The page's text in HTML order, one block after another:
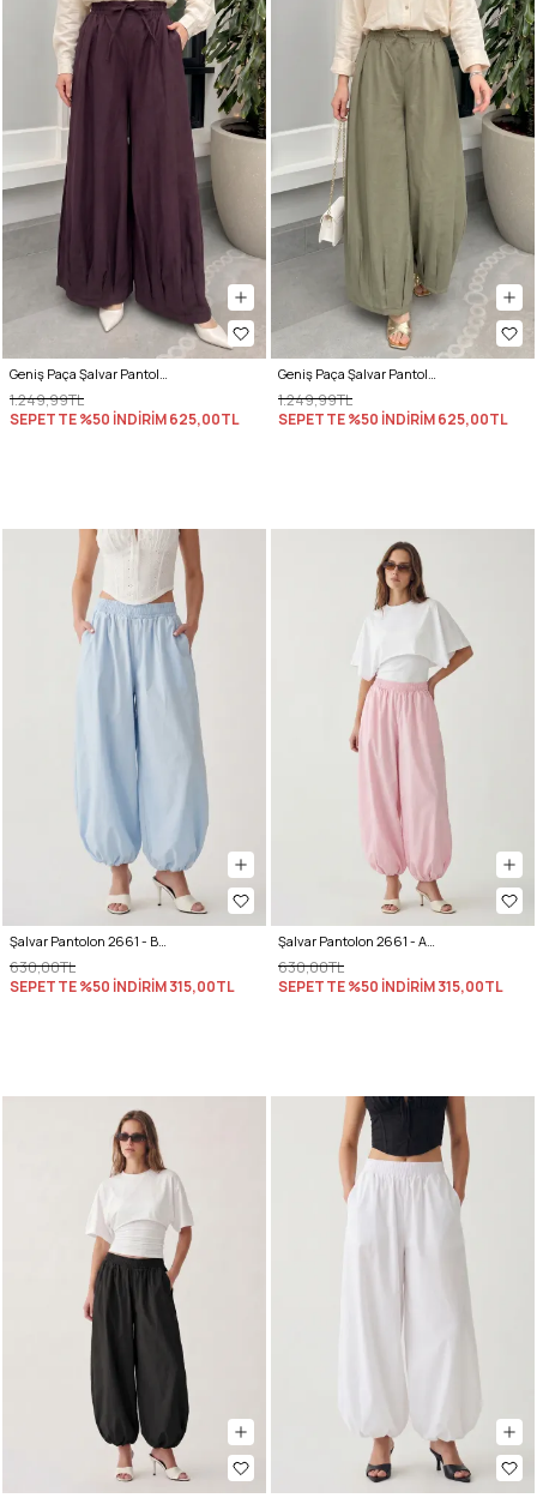
Geniş Paça Şalvar Pantolon Y0145 - MÜRDÜM
1.249,99TL
SEPETTE %50 İNDİRİM625,00TL
Geniş Paça Şalvar Pantolon Y0145 - MAT HAKİ
1.249,99TL
SEPETTE %50 İNDİRİM625,00TL
Şalvar Pantolon 2661 - BEBE MAVİSİ
630,00TL
SEPETTE %50 İNDİRİM315,00TL
Şalvar Pantolon 2661 - AÇIK PEMBE
630,00TL
SEPETTE %50 İNDİRİM315,00TL